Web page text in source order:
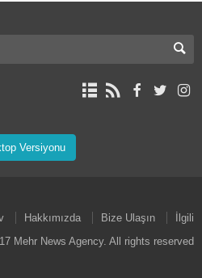
Versiyonu
Hakkımızda Bize Ulaşın
İlgili
Mehr News Agency. All rights reserved